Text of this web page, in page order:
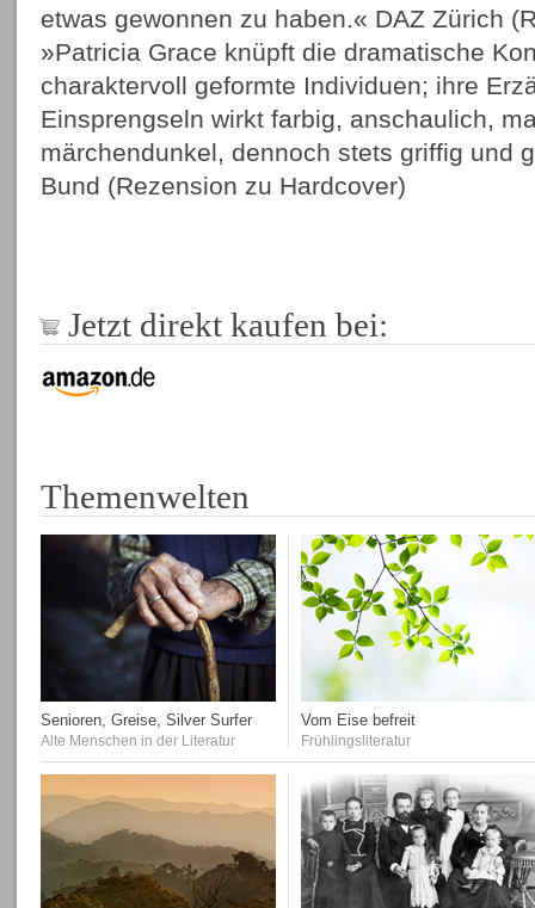
etwas gewonnen zu haben.« DAZ Zürich
»Patricia Grace knüpft die dramatische
charaktervoll geformte Individuen; ihre
Einsprengseln wirkt farbig, anschaulich,
märchendunkel, dennoch stets griffig und
Bund (Rezension zu Hardcover)
Jetzt direkt kaufen bei:
Themenwelten
Senioren, Greise, Silver Surfer
Alte Menschen in der Literatur
Vom Eise befreit
Frühlingsliteratur